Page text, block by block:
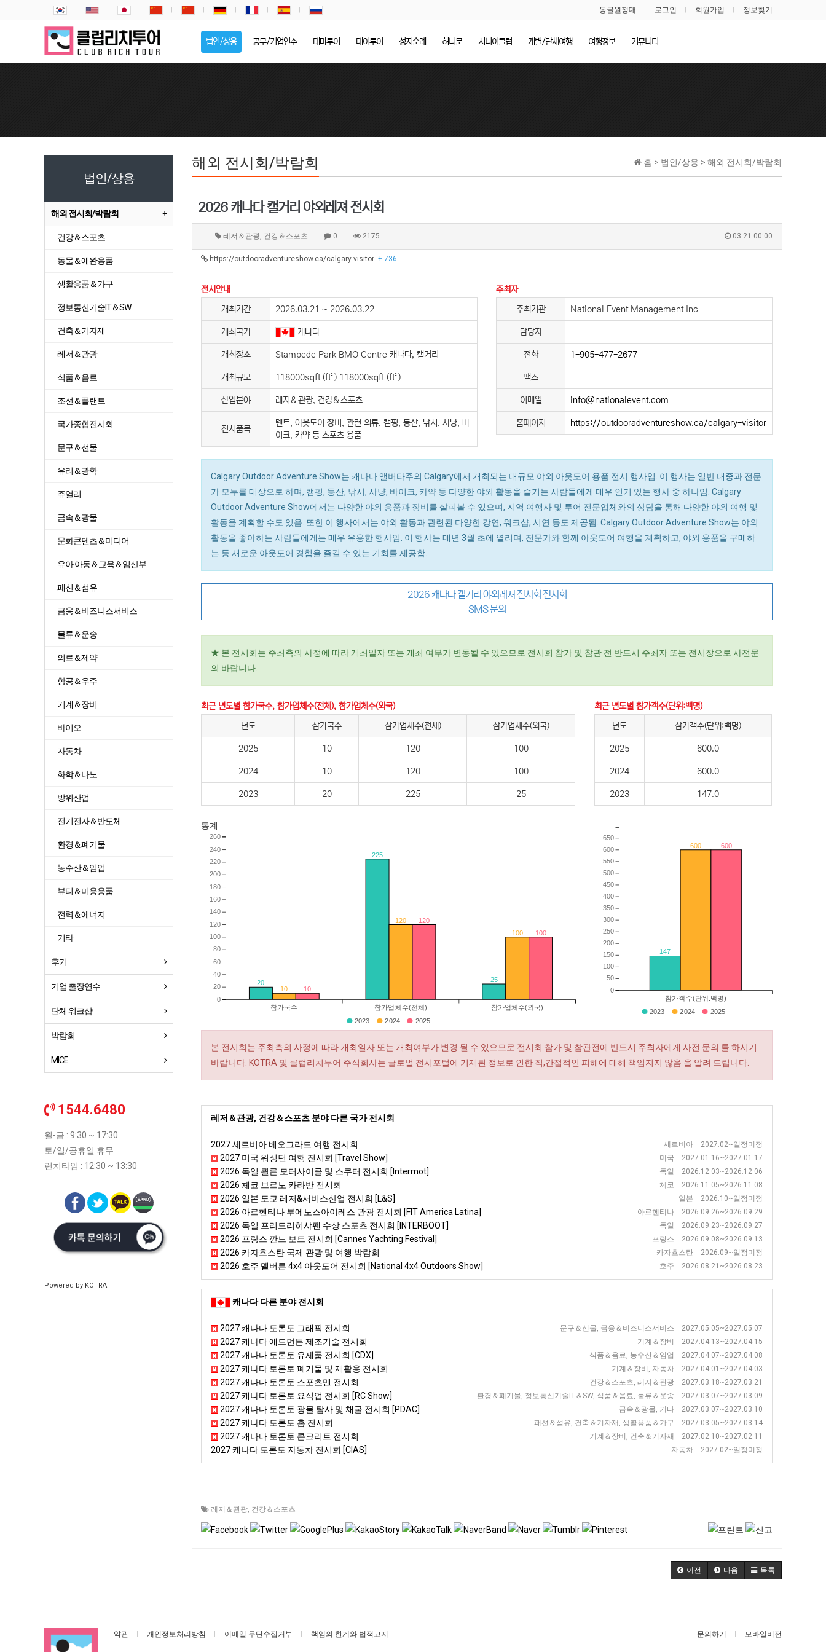
몽골원정대 로그인 회원가입 정보찾기
법인/상용 공무/기업연수 테마투어 데이투어 성지순례 허니문 시니어클럽 개별/단체여행 여행정보 커뮤니티
홈 > 법인/상용 > 해외 전시회/박람회
해외 전시회/박람회
2026 캐나다 캘거리 야외레져 전시회
레저＆관광, 건강＆스포츠 0 2175 03.21 00:00
https://outdooradventureshow.ca/calgary-visitor + 736
전시안내
개최기간
2026.03.21 ~ 2026.03.22
개최국가 캐나다
개최장소 Stampede Park BMO Centre 캐나다, 캘거리
개최규모 118000sqft (ft²) 118000sqft (ft²)
산업분야 레저＆관광, 건강＆스포츠
전시품목
텐트, 아웃도어 장비, 관련 의류, 캠핑, 등산, 낚시, 사냥, 바
이크, 카약 등 스포츠 용품
주최자
주최기관
National Event Management Inc
담당자
전화 1-905-477-2677
팩스
이메일 info@nationalevent.com
홈페이지 https://outdooradventureshow.ca/calgary-visitor
Calgary Outdoor Adventure Show는 캐나다 앨버타주의 Calgary에서 개최되는 대규모 야외 아웃도어 용품 전시 행사임. 이 행사는 일반 대중과 전문
가 모두를 대상으로 하며, 캠핑, 등산, 낚시, 사냥, 바이크, 카약 등 다양한 야외 활동을 즐기는 사람들에게 매우 인기 있는 행사 중 하나임. Calgary
Outdoor Adventure Show에서는 다양한 야외 용품과 장비를 살펴볼 수 있으며, 지역 여행사 및 투어 전문업체와의 상담을 통해 다양한 야외 여행 및
활동을 계획할 수도 있음. 또한 이 행사에서는 야외 활동과 관련된 다양한 강연, 워크샵, 시연 등도 제공됨. Calgary Outdoor Adventure Show는 야외
활동을 좋아하는 사람들에게는 매우 유용한 행사임. 이 행사는 매년 3월 초에 열리며, 전문가와 함께 아웃도어 여행을 계획하고, 야외 용품을 구매하
는 등 새로운 아웃도어 경험을 즐길 수 있는 기회를 제공함.
2026 캐나다 캘거리 야외레져 전시회 전시회
SMS 문의
★ 본 전시회는 주최측의 사정에 따라 개최일자 또는 개최 여부가 변동될 수 있으므로 전시회 참가 및 참관 전 반드시 주최자 또는 전시장으로 사전문
의 바랍니다.
최근 년도별 참가국수, 참가업체수(전체), 참가업체수(외국)
년도
참가국수 참가업체수(전체) 참가업체수(외국)
2025 10 120 100
2024 10 120 100
2023 20 225 25
최근 년도별 참가객수(단위:백명)
년도
참가객수(단위:백명)
2025 600.0
2024 600.0
2023 147.0
통계
20
225
25
10
120
100
10
120
100
참가국수 참가업체수(전체) 참가업체수(외국)
0
20
40
60
80
100
120
140
160
180
200
220
240
260
2023 2024 2025
147
600 600
참가객수(단위:백명)
0
50
100
150
200
250
300
350
400
450
500
550
600
650
2023 2024 2025
본 전시회는 주최측의 사정에 따라 개최일자 또는 개최여부가 변경 될 수 있으므로 전시회 참가 및 참관전에 반드시 주최자에게 사전 문의 를 하시기
바랍니다. KOTRA 및 클럽리치투어 주식회사는 글로벌 전시포털에 기재된 정보로 인한 직,간접적인 피해에 대해 책임지지 않음 을 알려 드립니다.
레저＆관광, 건강＆스포츠 분야 다른 국가 전시회
세르비아 2027.02~일정미정
2027 세르비아 베오그라드 여행 전시회
미국 2027.01.16~2027.01.17
2027 미국 워싱턴 여행 전시회 [Travel Show]
독일 2026.12.03~2026.12.06
2026 독일 쾰른 모터사이클 및 스쿠터 전시회 [Intermot]
체코 2026.11.05~2026.11.08
2026 체코 브르노 카라반 전시회
일본 2026.10~일정미정
2026 일본 도쿄 레저&서비스산업 전시회 [L&S]
아르헨티나 2026.09.26~2026.09.29
2026 아르헨티나 부에노스아이레스 관광 전시회 [FIT America Latina]
독일 2026.09.23~2026.09.27
2026 독일 프리드리히샤펜 수상 스포츠 전시회 [INTERBOOT]
프랑스 2026.09.08~2026.09.13
2026 프랑스 깐느 보트 전시회 [Cannes Yachting Festival]
카자흐스탄 2026.09~일정미정
2026 카자흐스탄 국제 관광 및 여행 박람회
호주 2026.08.21~2026.08.23
2026 호주 멜버른 4x4 아웃도어 전시회 [National 4x4 Outdoors Show]
캐나다 다른 분야 전시회
문구＆선물, 금융＆비즈니스서비스 2027.05.05~2027.05.07
2027 캐나다 토론토 그래픽 전시회
기계＆장비 2027.04.13~2027.04.15
2027 캐나다 애드먼튼 제조기술 전시회
식품＆음료, 농수산＆임업 2027.04.07~2027.04.08
2027 캐나다 토론토 유제품 전시회 [CDX]
기계＆장비, 자동차 2027.04.01~2027.04.03
2027 캐나다 토론토 폐기물 및 재활용 전시회
건강＆스포츠, 레저＆관광 2027.03.18~2027.03.21
2027 캐나다 토론토 스포츠맨 전시회
환경＆폐기물, 정보통신기술IT＆SW, 식품＆음료, 물류＆운송 2027.03.07~2027.03.09
2027 캐나다 토론토 요식업 전시회 [RC Show]
금속＆광물, 기타 2027.03.07~2027.03.10
2027 캐나다 토론토 광물 탐사 및 채굴 전시회 [PDAC]
패션＆섬유, 건축＆기자재, 생활용품＆가구 2027.03.05~2027.03.14
2027 캐나다 토론토 홈 전시회
기계＆장비, 건축＆기자재 2027.02.10~2027.02.11
2027 캐나다 토론토 콘크리트 전시회
자동차 2027.02~일정미정
2027 캐나다 토론토 자동차 전시회 [CIAS]
레저＆관광, 건강＆스포츠
이전 다음 목록
법인/상용
해외 전시회/박람회
건강＆스포츠
동물＆애완용품
생활용품＆가구
정보통신기술IT＆SW
건축＆기자재
레저＆관광
식품＆음료
조선＆플랜트
국가종합전시회
문구＆선물
유리＆광학
쥬얼리
금속＆광물
문화콘텐츠＆미디어
유아·아동＆교육＆임산부
패션＆섬유
금융＆비즈니스서비스
물류＆운송
의료＆제약
항공＆우주
기계＆장비
바이오
자동차
화학＆나노
방위산업
전기전자＆반도체
환경＆폐기물
농수산＆임업
뷰티＆미용용품
전력＆에너지
기타
후기
기업 출장연수
단체 워크샵
박람회
MICE
1544.6480
월-금 : 9:30 ~ 17:30
토/일/공휴일 휴무
런치타임 : 12:30 ~ 13:30
Powered by KOTRA
약관 개인정보처리방침 이메일 무단수집거부 책임의 한계와 법적고지 문의하기 모바일버전